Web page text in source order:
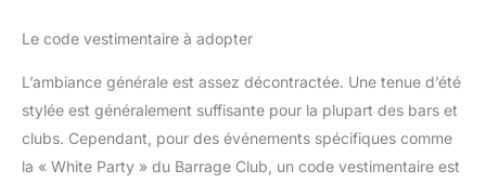
Le code vestimentaire à adopter
L’ambiance générale est assez décontractée. Une tenue d’été
stylée est généralement suffisante pour la plupart des bars et
clubs. Cependant, pour des événements spécifiques comme
la « White Party » du Barrage Club, un code vestimentaire est